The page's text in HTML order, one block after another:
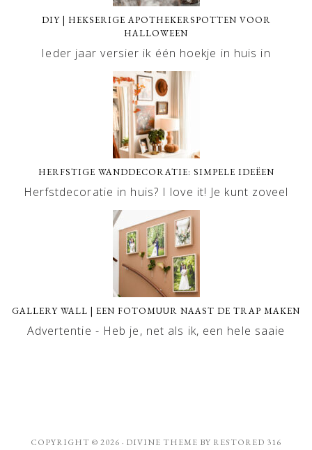
DIY | HEKSERIGE APOTHEKERSPOTTEN VOOR
HALLOWEEN
Ieder jaar versier ik één hoekje in huis in
HERFSTIGE WANDDECORATIE: SIMPELE IDEËEN
Herfstdecoratie in huis? I love it! Je kunt zoveel
GALLERY WALL | EEN FOTOMUUR NAAST DE TRAP MAKEN
Advertentie - Heb je, net als ik, een hele saaie
COPYRIGHT © 2026 · DIVINE THEME BY RESTORED 316